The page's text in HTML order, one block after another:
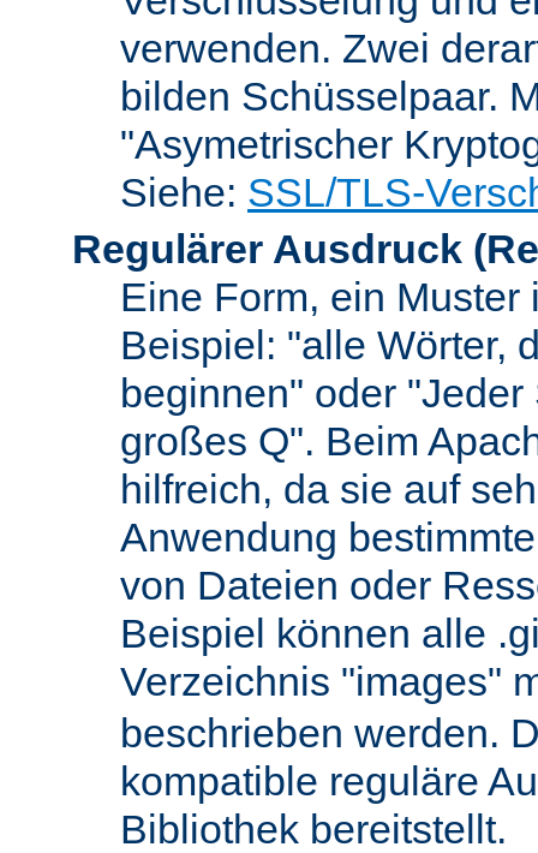
verwenden. Zwei
bilden Schüsselpaar.
"Asymetrischer
Siehe: SSL/TLS-
Regulärer Ausdruck
Eine Form, ein Muster
Beispiel: "alle Wörter,
beginnen" oder
großes Q". Beim
hilfreich, da sie auf
Anwendung
von Dateien oder
Beispiel können alle
Verzeichnis "images"
beschrieben werden.
kompatible reguläre
Bibliothek bereitstellt.